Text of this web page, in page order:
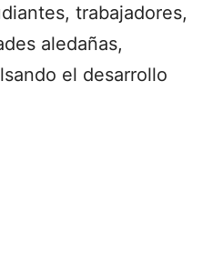
trabajadores,
aledañas,
el desarrollo